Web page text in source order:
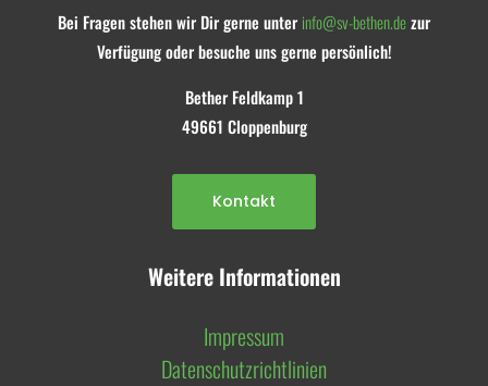
Bei Fragen stehen wir Dir gerne unter info@sv-bethen.dezur
Verfügung oder besuche uns gerne persönlich!
Bether Feldkamp 1
49661 Cloppenburg
Kontakt
Weitere Informationen
Impressum
Datenschutzrichtlinien